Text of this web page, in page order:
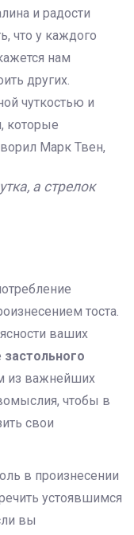
и радости
что у каждого
нам
других.
чуткостью и
которые
Марк Твен,
а стрелок
тоста.
ваших
застольного
из важнейших
чтобы в
свои
в произнесении
устоявшимся
вы